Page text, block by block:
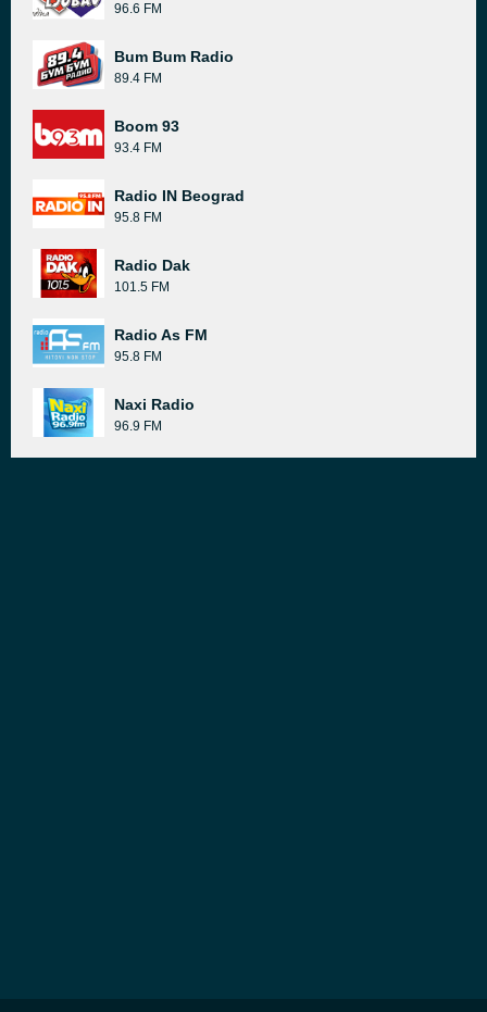
96.6 FM
Bum Bum Radio
89.4 FM
Boom 93
93.4 FM
Radio IN Beograd
95.8 FM
Radio Dak
101.5 FM
Radio As FM
95.8 FM
Naxi Radio
96.9 FM